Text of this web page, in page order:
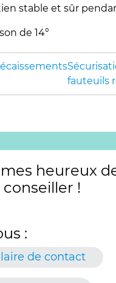
stable et sûr
de 14°
fauteuils
heureux
conseiller !
:
de contact